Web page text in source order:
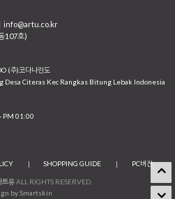
info@artu.co.kr
107호)
(주)코다나린도
Desa Citeras Kec Rangkas Bitung Lebak Indonesia
PM 01:00
| SHOPPING GUIDE | PC버전
트유ALL RIGHTS RESERVED.